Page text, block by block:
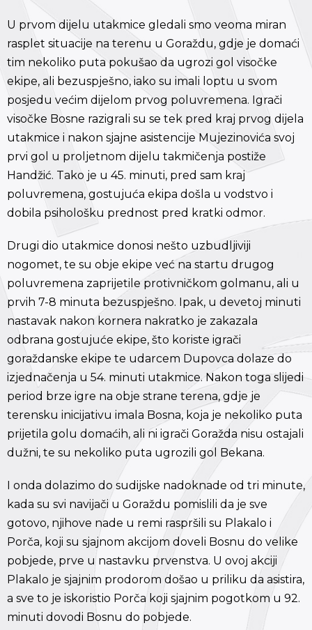
U prvom dijelu utakmice gledali smo veoma miran
rasplet situacije na terenu u Goraždu, gdje je domaći
tim nekoliko puta pokušao da ugrozi gol visočke
ekipe, ali bezuspješno, iako su imali loptu u svom
posjedu većim dijelom prvog poluvremena. Igrači
visočke Bosne razigrali su se tek pred kraj prvog dijela
utakmice i nakon sjajne asistencije Mujezinovića svoj
prvi gol u proljetnom dijelu takmičenja postiže
Handžić. Tako je u 45. minuti, pred sam kraj
poluvremena, gostujuća ekipa došla u vodstvo i
dobila psihološku prednost pred kratki odmor.
Drugi dio utakmice donosi nešto uzbudljiviji
nogomet, te su obje ekipe već na startu drugog
poluvremena zaprijetile protivničkom golmanu, ali u
prvih 7-8 minuta bezuspješno. Ipak, u devetoj minuti
nastavak nakon kornera nakratko je zakazala
odbrana gostujuće ekipe, što koriste igrači
goraždanske ekipe te udarcem Dupovca dolaze do
izjednačenja u 54. minuti utakmice. Nakon toga slijedi
period brze igre na obje strane terena, gdje je
terensku inicijativu imala Bosna, koja je nekoliko puta
prijetila golu domaćih, ali ni igrači Goražda nisu ostajali
dužni, te su nekoliko puta ugrozili gol Bekana.
I onda dolazimo do sudijske nadoknade od tri minute,
kada su svi navijači u Goraždu pomislili da je sve
gotovo, njihove nade u remi raspršili su Plakalo i
Porča, koji su sjajnom akcijom doveli Bosnu do velike
pobjede, prve u nastavku prvenstva. U ovoj akciji
Plakalo je sjajnim prodorom došao u priliku da asistira,
a sve to je iskoristio Porča koji sjajnim pogotkom u 92.
minuti dovodi Bosnu do pobjede.